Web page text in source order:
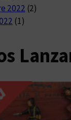
2022 (2)
(1)